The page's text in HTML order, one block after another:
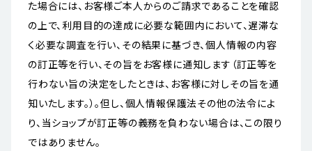
た場合には、お客様ご本人からのご請求であることを確認
の上で、利用目的の達成に必要な範囲内において、遅滞な
く必要な調査を行い、その結果に基づき、個人情報の内容
の訂正等を行い、その旨をお客様に通知します（訂正等を
行わない旨の決定をしたときは、お客様に対しその旨を通
知いたします。）。但し、個人情報保護法その他の法令によ
り、当ショップが訂正等の義務を負わない場合は、この限り
ではありません。